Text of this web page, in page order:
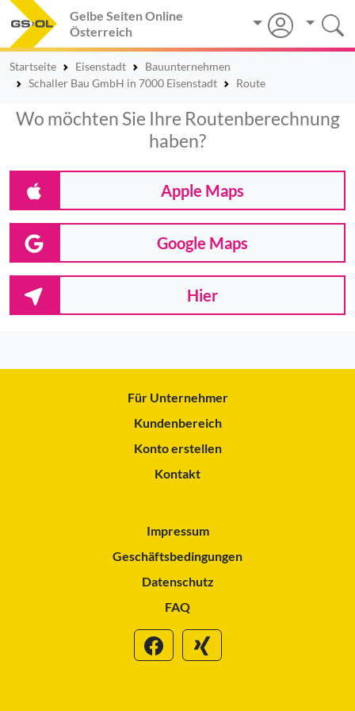
Gelbe Seiten Online
Österreich
Startseite Eisenstadt
Bauunternehmen
Schaller Bau GmbH in 7000 Eisenstadt
Route
Wo möchten Sie Ihre Routenberechnung
haben?
Apple Maps
Google Maps
Hier
Für Unternehmer
Kundenbereich
Konto erstellen
Kontakt
Impressum
Geschäftsbedingungen
Datenschutz
FAQ